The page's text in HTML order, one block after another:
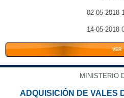
02-05-2018
14-05-2018
VER
MINISTERIO
ADQUISICIÓN DE VALES